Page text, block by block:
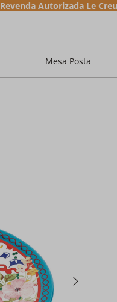
Revenda Autorizada Le
Mesa Posta